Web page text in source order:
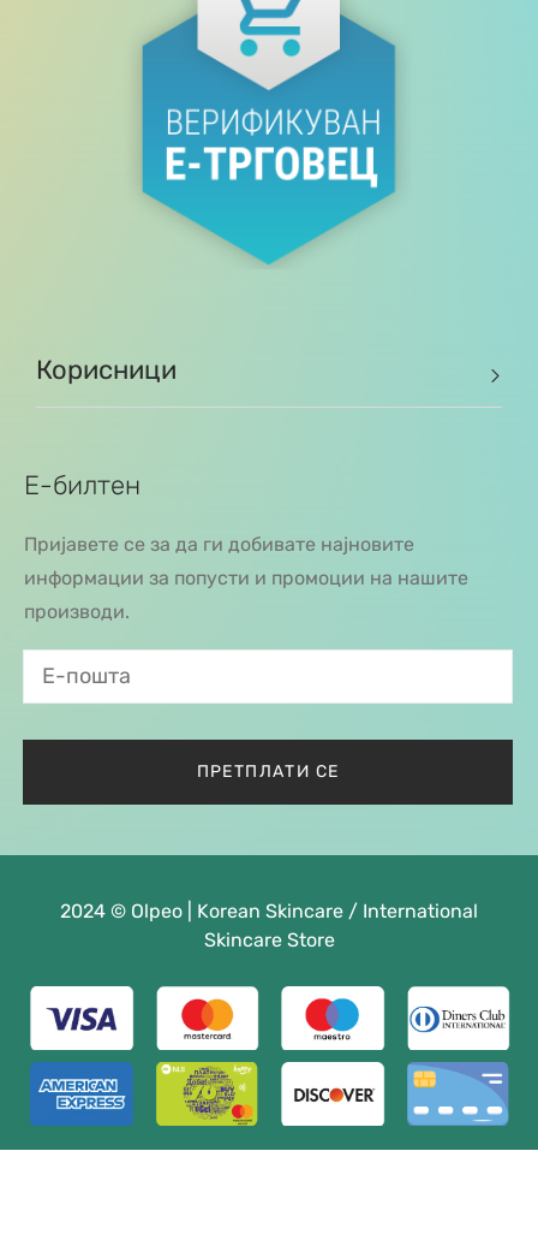
Корисници
Е-билтен
Пријавете се за да ги добивате најновите
информации за попусти и промоции на нашите
производи.
2024 © Olpeo | Korean Skincare / International
Skincare Store